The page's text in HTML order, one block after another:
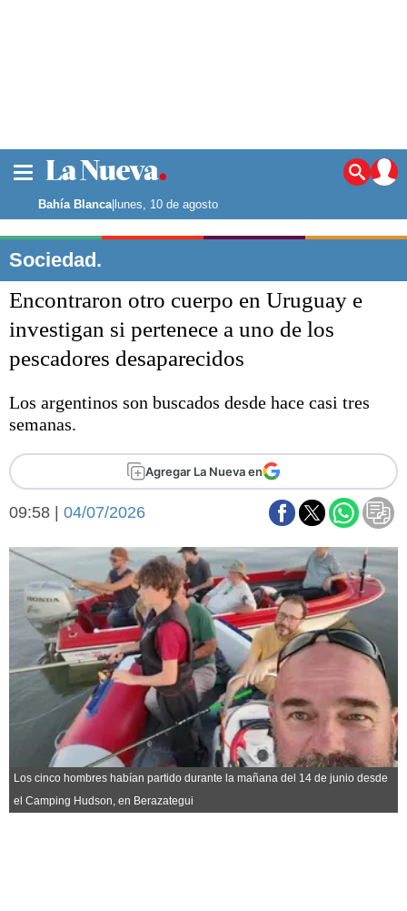
Noticias
La ciudad
Punta Alta
El mundo
Escenario Olímpico
Liga del Sur
Federal A
Aplausos
Economía y campo
Con el campo
Espacio empresas
Sociedad y tiempo
libre
Sociedad
Tecnología
Turismo
Salud
Es viral
El tiempo
Fúnebres
Clasificados
Bahía Blanca|lunes, 10 de agosto
Sociedad.
Encontraron otro cuerpo en Uruguay e
investigan si pertenece a uno de los
pescadores desaparecidos
Los argentinos son buscados desde hace casi tres
semanas.
Agregar La Nueva en
09:58 | 04/07/2026
Los cinco hombres habían partido durante la mañana del 14 de junio desde
el Camping Hudson, en Berazategui